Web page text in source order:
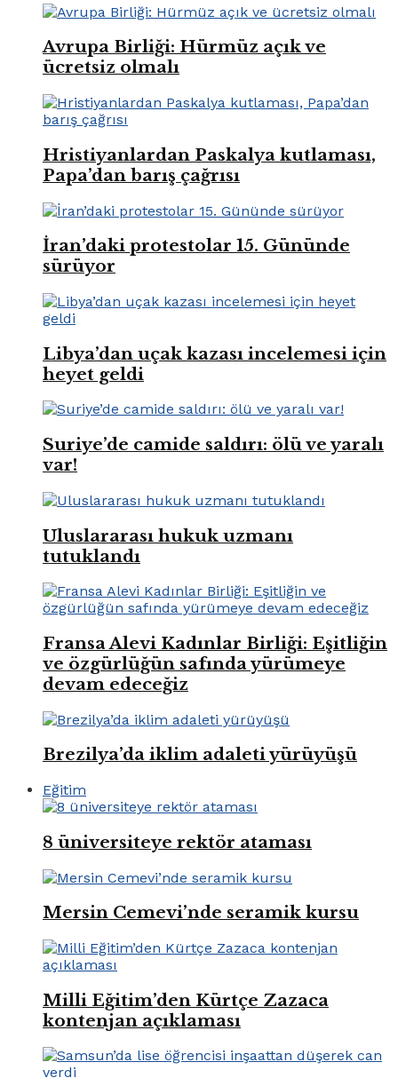
Avrupa Birliği: Hürmüz açık ve
ücretsiz olmalı
Hristiyanlardan Paskalya kutlaması,
Papa’dan barış çağrısı
İran’daki protestolar 15. Gününde
sürüyor
Libya’dan uçak kazası incelemesi için
heyet geldi
Suriye’de camide saldırı: ölü ve yaralı
var!
Uluslararası hukuk uzmanı
tutuklandı
Fransa Alevi Kadınlar Birliği: Eşitliğin
ve özgürlüğün safında yürümeye
devam edeceğiz
Brezilya’da iklim adaleti yürüyüşü
Eğitim
8 üniversiteye rektör ataması
Mersin Cemevi’nde seramik kursu
Milli Eğitim’den Kürtçe Zazaca
kontenjan açıklaması